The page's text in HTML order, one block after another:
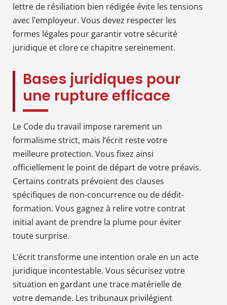
lettre de résiliation bien rédigée évite les tensions
avec l’employeur. Vous devez respecter les
formes légales pour garantir votre sécurité
juridique et clore ce chapitre sereinement.
Bases juridiques pour
une rupture efficace
Le Code du travail impose rarement un
formalisme strict, mais l’écrit reste votre
meilleure protection. Vous fixez ainsi
officiellement le point de départ de votre préavis.
Certains contrats prévoient des clauses
spécifiques de non-concurrence ou de dédit-
formation. Vous gagnez à relire votre contrat
initial avant de prendre la plume pour éviter
toute surprise.
L’écrit transforme une intention orale en un acte
juridique incontestable. Vous sécurisez votre
situation en gardant une trace matérielle de
votre demande. Les tribunaux privilégient